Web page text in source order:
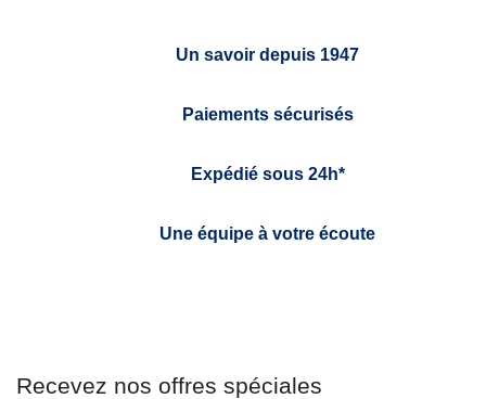
Un savoir depuis 1947
Paiements sécurisés
Expédié sous 24h*
Une équipe à votre écoute
Recevez nos offres spéciales